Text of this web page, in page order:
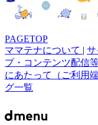
PAGETOP
ママテナについて | サ
プ・コンテンツ配信
にあたって（ご利用
グ一覧